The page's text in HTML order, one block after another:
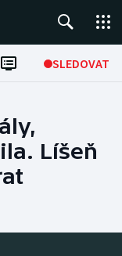
SLEDOVAT
Líšeň